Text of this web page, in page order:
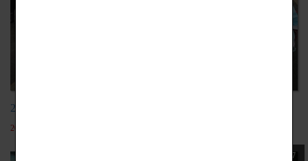
20180926砌禾數位動畫、三創園區
2022-05-19
107